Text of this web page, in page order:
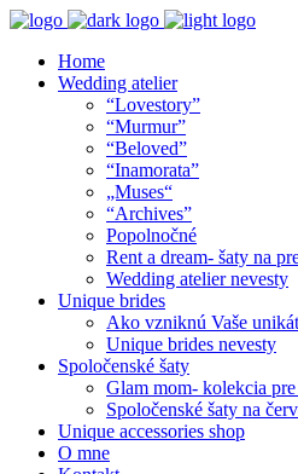
Home
Wedding atelier
“Lovestory”
“Murmur”
“Beloved”
“Inamorata”
„Muses“
“Archives”
Popolnočné
Rent a dream- šaty na
Wedding atelier nevesty
Unique brides
Ako vzniknú Vaše
Unique brides nevesty
Spoločenské šaty
Glam mom- kolekcia
Spoločenské šaty na
Unique accessories shop
O mne